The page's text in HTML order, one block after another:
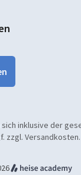
inklusive der
zzgl. Versandkosten.